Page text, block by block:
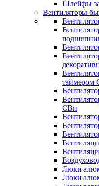
Шлейфы
Вентиляторы
таймером
СВп
Люки
Люки